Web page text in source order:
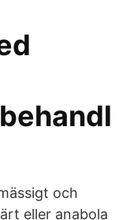
och
eller anabola